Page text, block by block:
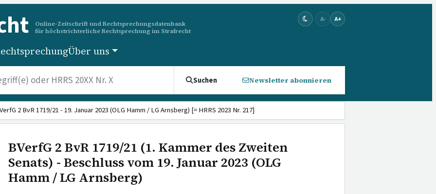
Online-Zeitschrift und Rechtsprechungsdatenbank
für höchstrichterliche Rechtsprechung im Strafrecht
A- A+
Über uns
Suchen Newsletter abonnieren
2 BvR 1719/21 - 19. Januar 2023 (OLG Hamm / LG Arnsberg) [= HRRS 2023 Nr. 217]
BVerfG 2 BvR 1719/21 (1. Kammer des Zweiten
Senats) - Beschluss vom 19. Januar 2023 (OLG
Hamm / LG Arnsberg)